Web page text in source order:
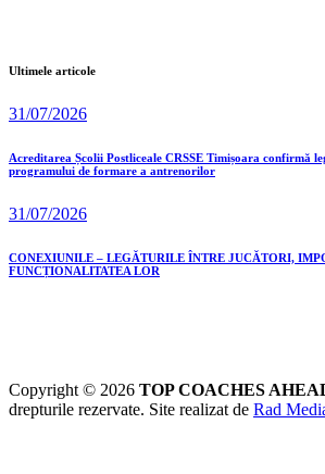
Ultimele articole
31/07/2026
Acreditarea Școlii Postliceale CRSSE Timișoara confirmă
programului de formare a antrenorilor
31/07/2026
CONEXIUNILE – LEGĂTURILE ÎNTRE JUCĂTORI,
FUNCȚIONALITATEA LOR
Copyright © 2026 TOP COACHES
drepturile rezervate. Site realizat de Rad